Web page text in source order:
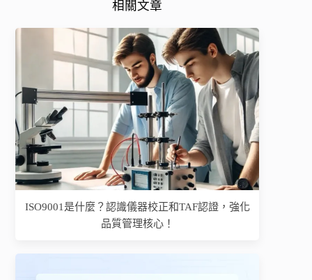
相關文章
ISO9001是什麼？認識儀器校正和TAF認證，強化
品質管理核心！